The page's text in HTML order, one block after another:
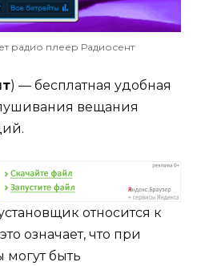
радио плеер Радиосент
) — бесплатная удобная
вещания
относится к
означает, что при
могут быть